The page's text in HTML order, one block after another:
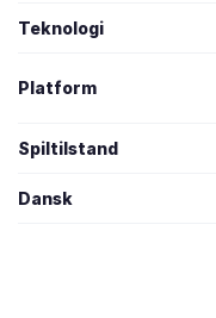
Teknologi
Platform
Spiltilstand
Dansk